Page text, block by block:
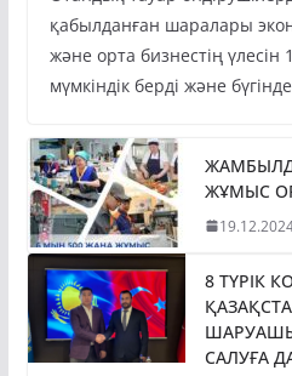
қабылданған шаралары
және орта бизнестің үлесін
мүмкіндік берді және
ЖҰМЫС
8 ТҮРІК
САЛУҒА